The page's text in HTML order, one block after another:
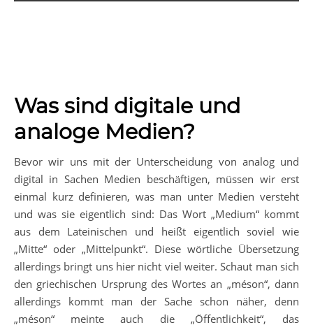
Was sind digitale und
analoge Medien?
Bevor wir uns mit der Unterscheidung von analog und
digital in Sachen Medien beschäftigen, müssen wir erst
einmal kurz definieren, was man unter Medien versteht
und was sie eigentlich sind: Das Wort „Medium“ kommt
aus dem Lateinischen und heißt eigentlich soviel wie
„Mitte“ oder „Mittelpunkt“. Diese wörtliche Übersetzung
allerdings bringt uns hier nicht viel weiter. Schaut man sich
den griechischen Ursprung des Wortes an „méson“, dann
allerdings kommt man der Sache schon näher, denn
„méson“ meinte auch die „Öffentlichkeit“, das